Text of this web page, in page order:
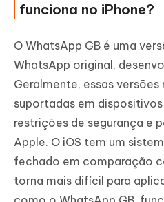
funciona no iPhone?
O WhatsApp GB é uma
WhatsApp original,
Geralmente, essas
suportadas em
restrições de segurança e
Apple. O iOS tem um
fechado em comparação
torna mais difícil para